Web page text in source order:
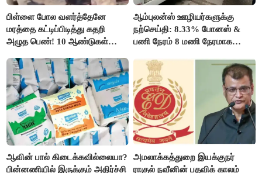
பிள்ளை போல வளர்த்தேனே
மரத்தை கட்டிப்பிடித்து கதறி
அழுத பெண்! 10 ஆண்டுகள்
வெட்டி சாய்ப்பு..!
ஆம்புலன்ஸ் ஊழியர்களுக்கு
நற்செய்தி: 8.33% போனஸ் &
பணி நேரம் 8 மணி நேரமாக
ஆவின் பால் கிடைக்கவில்லையா?
பின்னணியில் இருக்கும் அதிர்ச்சி
அமலாக்கத்துறை இயக்குநர்
ராகுல் நவீனின் பதவிக் காலம்